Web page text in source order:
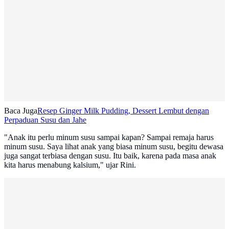
Baca JugaResep Ginger Milk Pudding, Dessert Lembut dengan
Perpaduan Susu dan Jahe
"Anak itu perlu minum susu sampai kapan? Sampai remaja harus
minum susu. Saya lihat anak yang biasa minum susu, begitu dewasa
juga sangat terbiasa dengan susu. Itu baik, karena pada masa anak
kita harus menabung kalsium," ujar Rini.